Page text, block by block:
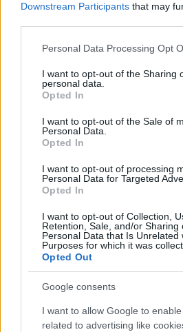
Downstream Participants that may
Please note that this website/app
not limited to your visit or usage
grant or deny consent to Google
use your data for below specified
consent section.
Personal Data Processing Opt
I want to opt-out of the Sharing
personal data.
Opted In
I want to opt-out of the Sale of
Personal Data.
Opted In
I want to opt-out of processing
Personal Data for Targeted
Opted In
I want to opt-out of Collection,
Retention, Sale, and/or Sharing
Personal Data that Is Unrelated
Purposes for which it was
Opted Out
Google consents
I want to allow Google to
related to advertising like
#
Népszerű